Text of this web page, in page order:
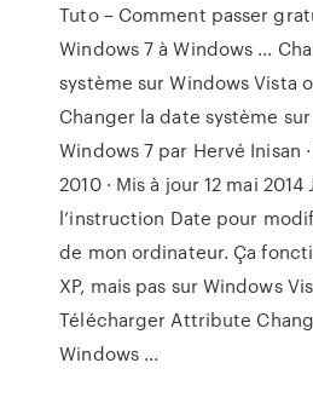
Tuto – Comment passer
Windows 7 à Windows ...
système sur Windows Vista
Changer la date système
Windows 7 par Hervé Inisan
2010 · Mis à jour 12 mai 2014
l’instruction Date pour
de mon ordinateur. Ça
XP, mais pas sur Windows
Télécharger Attribute
Windows ...